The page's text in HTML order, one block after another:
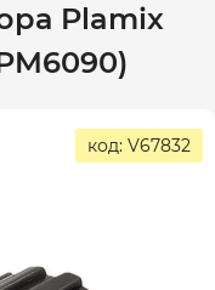
Plamix
код: V67832